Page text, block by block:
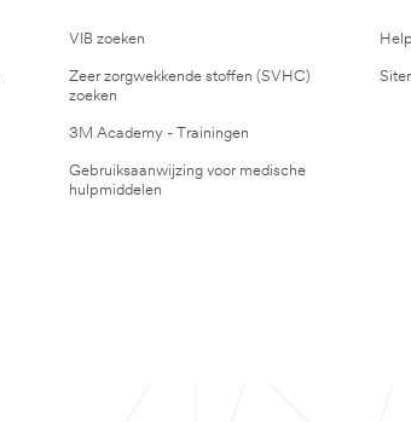
VIB zoeken
Zeer zorgwekkende stoffen (SVHC)
zoeken
3M Academy - Trainingen
Gebruiksaanwijzing voor medische
hulpmiddelen